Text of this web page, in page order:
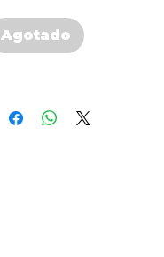
Agotado